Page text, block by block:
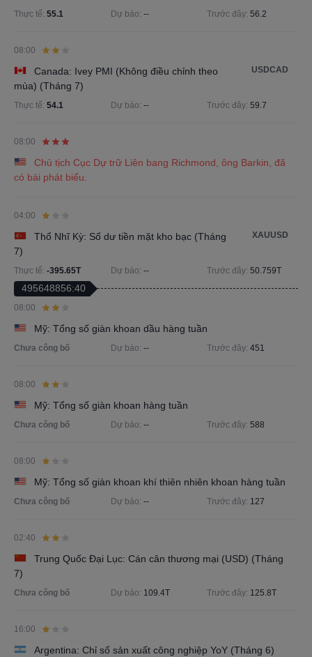
Thực tế: 55.1 Dự báo: -- Trước đây: 56.2
08:00
Canada: Ivey PMI (Không điều chỉnh theo
mùa) (Tháng 7)
USDCAD
Thực tế: 54.1 Dự báo: -- Trước đây: 59.7
08:00
Chủ tịch Cục Dự trữ Liên bang Richmond, ông Barkin, đã
có bài phát biểu.
04:00
Thổ Nhĩ Kỳ: Số dư tiền mặt kho bạc (Tháng
7)
XAUUSD
Thực tế: -395.65T Dự báo: -- Trước đây: 50.759T
495648856:40
08:00
Mỹ: Tổng số giàn khoan dầu hàng tuần
Chưa công bố Dự báo: -- Trước đây: 451
08:00
Mỹ: Tổng số giàn khoan hàng tuần
Chưa công bố Dự báo: -- Trước đây: 588
08:00
Mỹ: Tổng số giàn khoan khí thiên nhiên khoan hàng tuần
Chưa công bố Dự báo: -- Trước đây: 127
02:40
Trung Quốc Đại Lục: Cán cân thương mại (USD) (Tháng
7)
Chưa công bố Dự báo: 109.4T Trước đây: 125.8T
16:00
Argentina: Chỉ số sản xuất công nghiệp YoY (Tháng 6)